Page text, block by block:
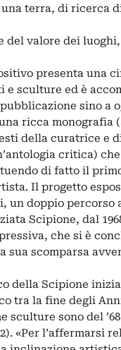
terra, di ricerca
del valore dei
presenta una
e sculture ed è
sino a
ricca monografia
della curatrice e
critica)
di fatto il
Il progetto
un doppio percorso
Scipione, dal
che si è
sua scomparsa
della Scipione
tra la fine degli
sculture sono del
«Per l’affermarsi